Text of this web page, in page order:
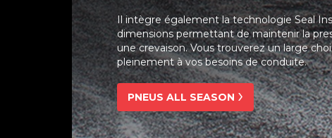
Il intègre également la technologie Seal
dimensions permettant de maintenir la
une crevaison. Vous trouverez un large
pleinement à vos besoins de conduite.
PNEUS ALL SEASON